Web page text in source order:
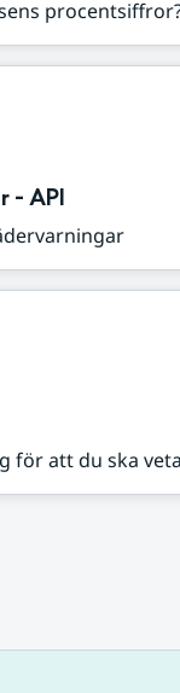
- API
för att du ska